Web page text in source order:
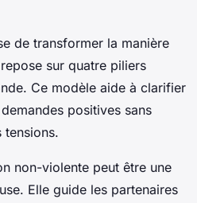
de transformer la manière
sur quatre piliers
Ce modèle aide à clarifier
positives sans
tensions.
non-violente peut être une
Elle guide les partenaires